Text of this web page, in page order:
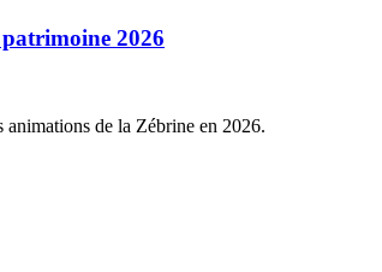
patrimoine 2026
animations de la Zébrine en 2026.